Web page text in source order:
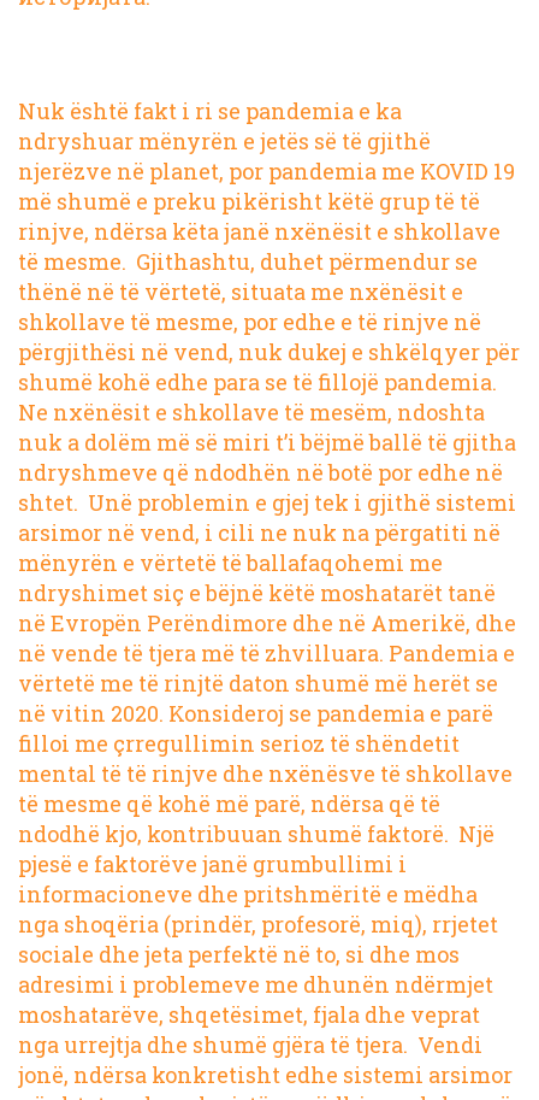
Nuk është fakt i ri se pandemia e ka
ndryshuar mënyrën e jetës së të gjithë
njerëzve në planet, por pandemia me KOVID 19
më shumë e preku pikërisht këtë grup të të
rinjve, ndërsa këta janë nxënësit e shkollave
të mesme. Gjithashtu, duhet përmendur se
thënë në të vërtetë, situata me nxënësit e
shkollave të mesme, por edhe e të rinjve në
përgjithësi në vend, nuk dukej e shkëlqyer për
shumë kohë edhe para se të fillojë pandemia.
Ne nxënësit e shkollave të mesëm, ndoshta
nuk a dolëm më së miri t’i bëjmë ballë të gjitha
ndryshmeve që ndodhën në botë por edhe në
shtet. Unë problemin e gjej tek i gjithë sistemi
arsimor në vend, i cili ne nuk na përgatiti në
mënyrën e vërtetë të ballafaqohemi me
ndryshimet siç e bëjnë këtë moshatarët tanë
në Evropën Perëndimore dhe në Amerikë, dhe
në vende të tjera më të zhvilluara. Pandemia e
vërtetë me të rinjtë daton shumë më herët se
në vitin 2020. Konsideroj se pandemia e parë
filloi me çrregullimin serioz të shëndetit
mental të të rinjve dhe nxënësve të shkollave
të mesme që kohë më parë, ndërsa që të
ndodhë kjo, kontribuuan shumë faktorë. Një
pjesë e faktorëve janë grumbullimi i
informacioneve dhe pritshmëritë e mëdha
nga shoqëria (prindër, profesorë, miq), rrjetet
sociale dhe jeta perfektë në to, si dhe mos
adresimi i problemeve me dhunën ndërmjet
moshatarëve, shqetësimet, fjala dhe veprat
nga urrejtja dhe shumë gjëra të tjera. Vendi
jonë, ndërsa konkretisht edhe sistemi arsimor